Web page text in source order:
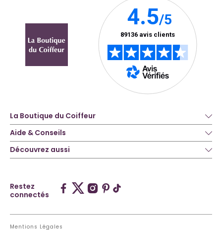
La Boutique du Coiffeur
Aide & Conseils
Découvrez aussi
Restez
connectés
Mentions Légales